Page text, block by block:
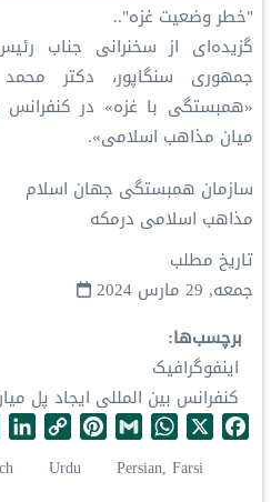
"خطر وضعیت غزه"..
گزیده‌ای از سخنرانی جناب
جمهوری سنگاپور، دکتر
«همبستگی با غزه» در کنفرانس
میان مذاهب اسلامی».
سازمان همبستگی جهان اسلام
مذاهب اسلامی درمکه
تاریخ مطلب
جمعه, 29 مارس 2024
برچسب‌ها
اینفوگرافیک
کنفرانس بین المللی ایجاد پل
F
X
W
h
a
G
P
n
C
i
n Urdu
Persian, Farsi